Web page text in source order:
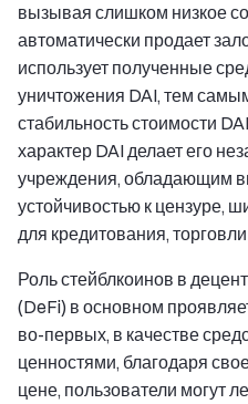
вызывая слишком низкое
автоматически продает
использует полученные
уничтожения DAI, тем
стабильность стоимости
характер DAI делает его
учреждения, обладающим
устойчивостью к цензуре,
для кредитования,
Роль стейблкоинов в
(DeFi) в основном
во-первых, в качестве
ценностями, благодаря
цене, пользователи могут